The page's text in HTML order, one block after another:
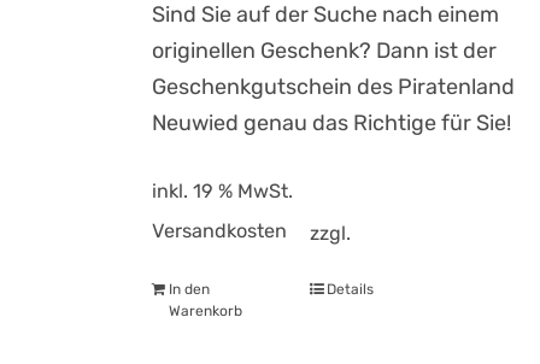
Sind Sie auf der Suche nach einem
originellen Geschenk? Dann ist der
Geschenkgutschein des Piratenland
Neuwied genau das Richtige für Sie!
inkl. 19 % MwSt.
zzgl.
Versandkosten
In den
Warenkorb
Details